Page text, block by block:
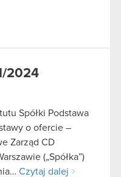
2024
Spółki Podstawa
o ofercie –
Zarząd CD
(„Spółka”)
Czytaj dalej